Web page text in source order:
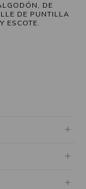
DE
DE PUNTILLA
ESCOTE.